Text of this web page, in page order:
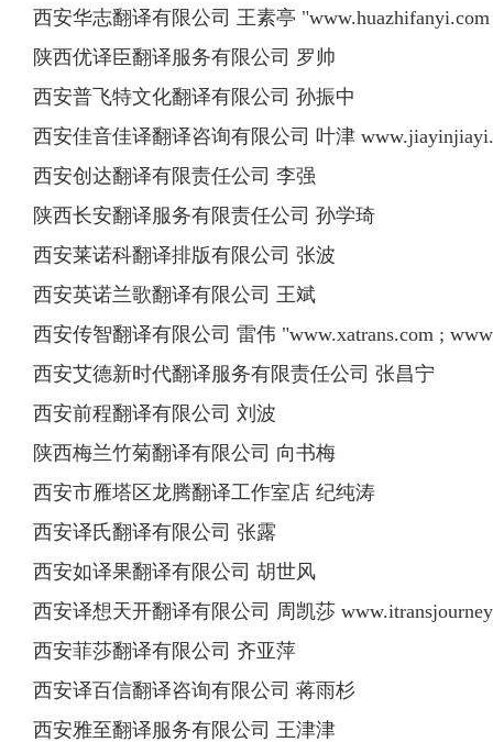
西安华志翻译有限公司 王素亭
陕西优译臣翻译服务有限公司 罗帅
西安普飞特文化翻译有限公司 孙振中
西安佳音佳译翻译咨询有限公司 叶津
西安创达翻译有限责任公司 李强
陕西长安翻译服务有限责任公司 孙学琦
西安莱诺科翻译排版有限公司 张波
西安英诺兰歌翻译有限公司 王斌
西安传智翻译有限公司 雷伟 "www.xatrans.com ;
西安艾德新时代翻译服务有限责任公司 张昌宁
西安前程翻译有限公司 刘波
陕西梅兰竹菊翻译有限公司 向书梅
西安市雁塔区龙腾翻译工作室店 纪纯涛
西安译氏翻译有限公司 张露
西安如译果翻译有限公司 胡世风
西安译想天开翻译有限公司 周凯莎
西安菲莎翻译有限公司 齐亚萍
西安译百信翻译咨询有限公司 蒋雨杉
西安雅至翻译服务有限公司 王津津